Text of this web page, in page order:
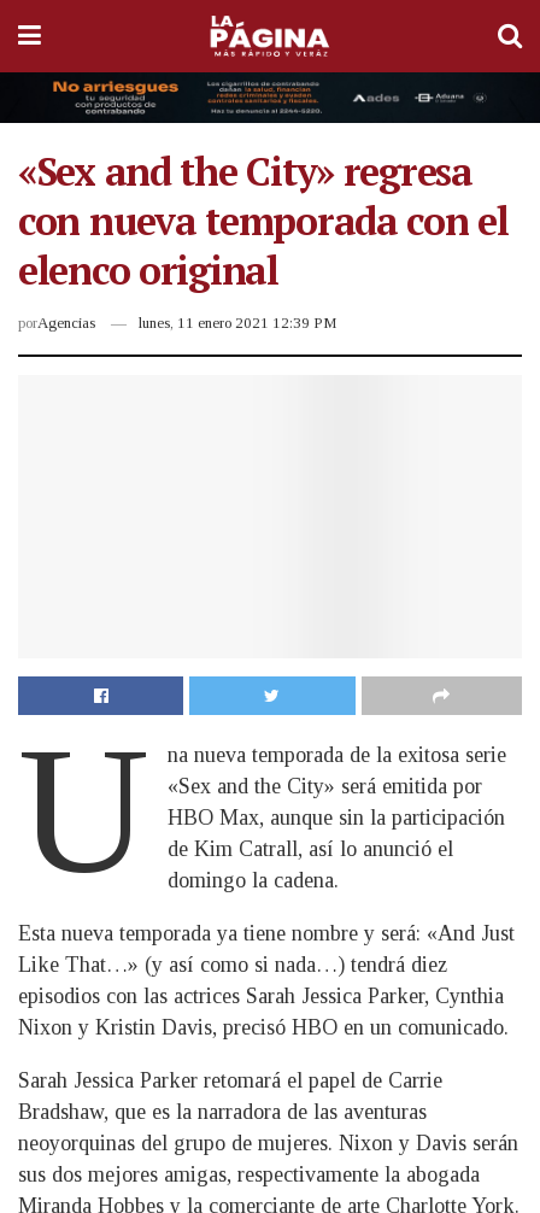
«Sex and the City» regresa
con nueva temporada con el
elenco original
porAgencias lunes, 11 enero 2021 12:39 PM
U
na nueva temporada de la exitosa serie
«Sex and the City» será emitida por
HBO Max, aunque sin la participación
de Kim Catrall, así lo anunció el
domingo la cadena.
Esta nueva temporada ya tiene nombre y será: «And Just
Like That…» (y así como si nada…) tendrá diez
episodios con las actrices Sarah Jessica Parker, Cynthia
Nixon y Kristin Davis, precisó HBO en un comunicado.
Sarah Jessica Parker retomará el papel de Carrie
Bradshaw, que es la narradora de las aventuras
neoyorquinas del grupo de mujeres. Nixon y Davis serán
sus dos mejores amigas, respectivamente la abogada
Miranda Hobbes y la comerciante de arte Charlotte York.